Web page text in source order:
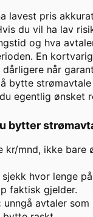
lavest pris
du vil ha lav
og hva
En
når
bytte
egentlig ønsket
bytter
kr/mnd, ikke bare
sjekk hvor lenge
faktisk gjelder.
unngå avtaler